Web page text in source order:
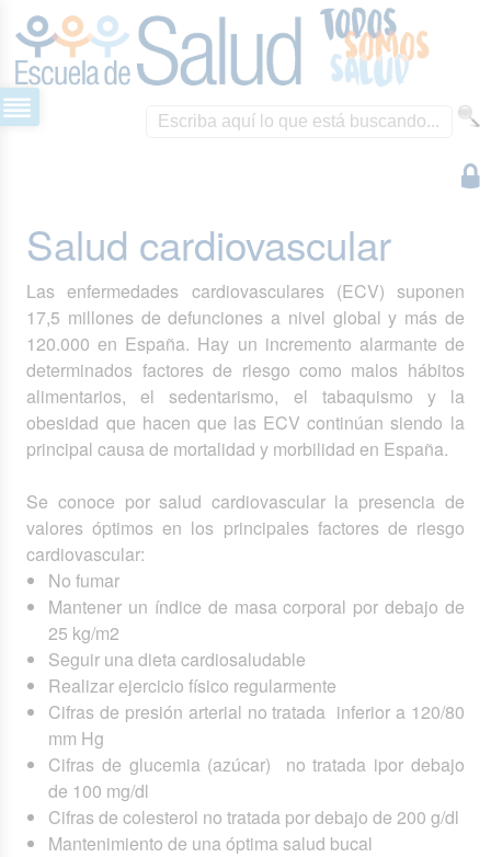
Salud cardiovascular
Las enfermedades cardiovasculares (ECV) suponen
17,5 millones de defunciones a nivel global y más de
120.000 en España. Hay un incremento alarmante de
determinados factores de riesgo como malos hábitos
alimentarios, el sedentarismo, el tabaquismo y la
obesidad que hacen que las ECV continúan siendo la
principal causa de mortalidad y morbilidad en España.
Se conoce por salud cardiovascular la presencia de
valores óptimos en los principales factores de riesgo
cardiovascular:
No fumar
Mantener un índice de masa corporal por debajo de
25 kg/m2
Seguir una dieta cardiosaludable
Realizar ejercicio físico regularmente
Cifras de presión arterial no tratada inferior a 120/80
mm Hg
Cifras de glucemia (azúcar) no tratada ipor debajo
de 100 mg/dl
Cifras de colesterol no tratada por debajo de 200 g/dl
Mantenimiento de una óptima salud bucal